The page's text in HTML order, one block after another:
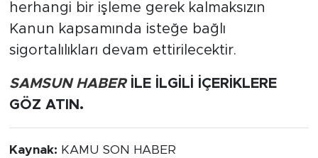
herhangi bir işleme gerek kalmaksızın
Kanun kapsamında isteğe bağlı
sigortalılıkları devam ettirilecektir.
SAMSUN HABERİLE İLGİLİ İÇERİKLERE
GÖZ ATIN.
Kaynak: KAMU SON HABER